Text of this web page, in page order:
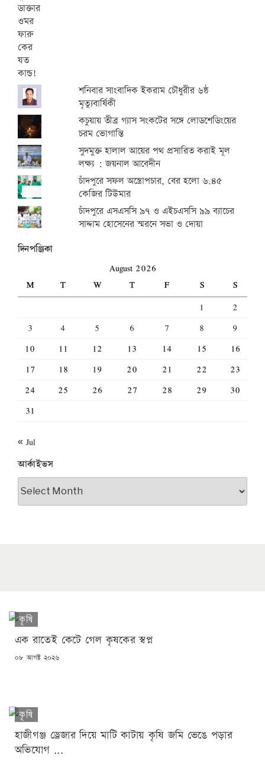
শনিবার সাংবাদিক ইকরাম চৌধুরীর ৬ষ্ঠ
মৃত্যুবার্ষিকী
কচুয়ায় তীব্র গ্যাস সংকটের সঙ্গে লোডশেডিংয়ের
চরম ভোগান্তি
সুদমুক্ত হালাল আয়ের পথ প্রসারিত করাই মূল
লক্ষ্য : জয়নাল আবেদীন
চাঁদপুরে সফল অস্ত্রোপচার, বের হলো ৬.৪৫
কেজির টিউমার
চাঁদপুরে এসএসসি ৯৭ ও এইচএসসি ৯৯ ব্যাচের
সাদ্দাম হোসেনের স্মরনে সভা ও দোয়া
দিনপঞ্জিকা
August 2026
M
T W T F S
S
1
2
3
4 5 6 7 8
9
10
11 12 13 14 15
16
17
18 19 20 21 22
23
24
25 26 27 28 29
30
31
« Jul
আর্কাইভস
আর্কাইভস
কৃষি
এক রাতেই কেটে গেল কৃষকের স্বপ্ন
POSTED
০৮ আগষ্ট ২০২৬
কৃষি
হাজীগঞ্জ ড্রেজার দিয়ে মাটি কাটায় কৃষি জমি ভেঙে পড়ার
অভিযোগ ...